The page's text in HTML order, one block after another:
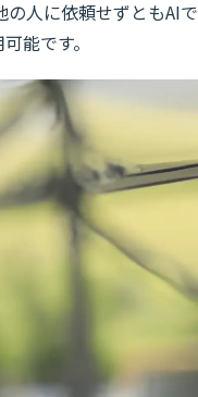
人に依頼せずともAIで
能です。